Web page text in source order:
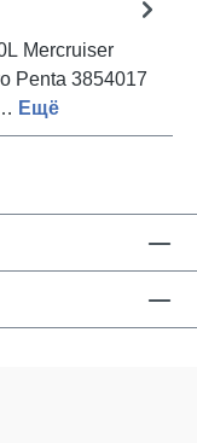
Mercruiser
Penta 3854017
Ещё